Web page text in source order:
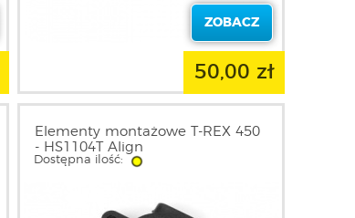
ZOBACZ
50,00 zł
Elementy montażowe T-REX 450
- HS1104T Align
Dostępna ilość: